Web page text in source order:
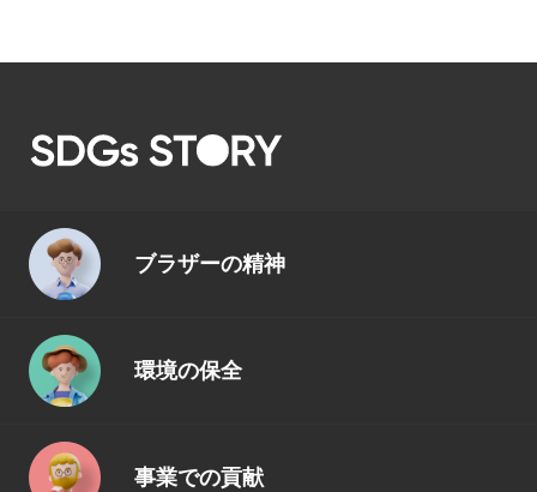
ブラザーの精神
環境の保全
事業での貢献